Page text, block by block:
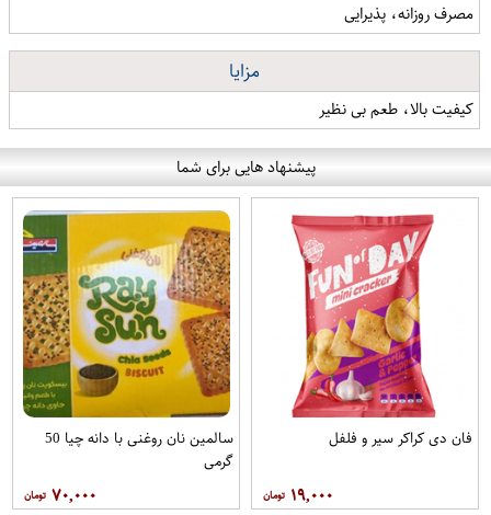
مصرف روزانه، پذیرایی
مزایا
کیفیت بالا، طعم بی نظیر
پیشنهاد هایی برای شما
فان دی کراکر سیر و فلفل
۱۹,۰۰۰
سالمین نان روغنی با دانه چیا 50
گرمی
۷۰,۰۰۰